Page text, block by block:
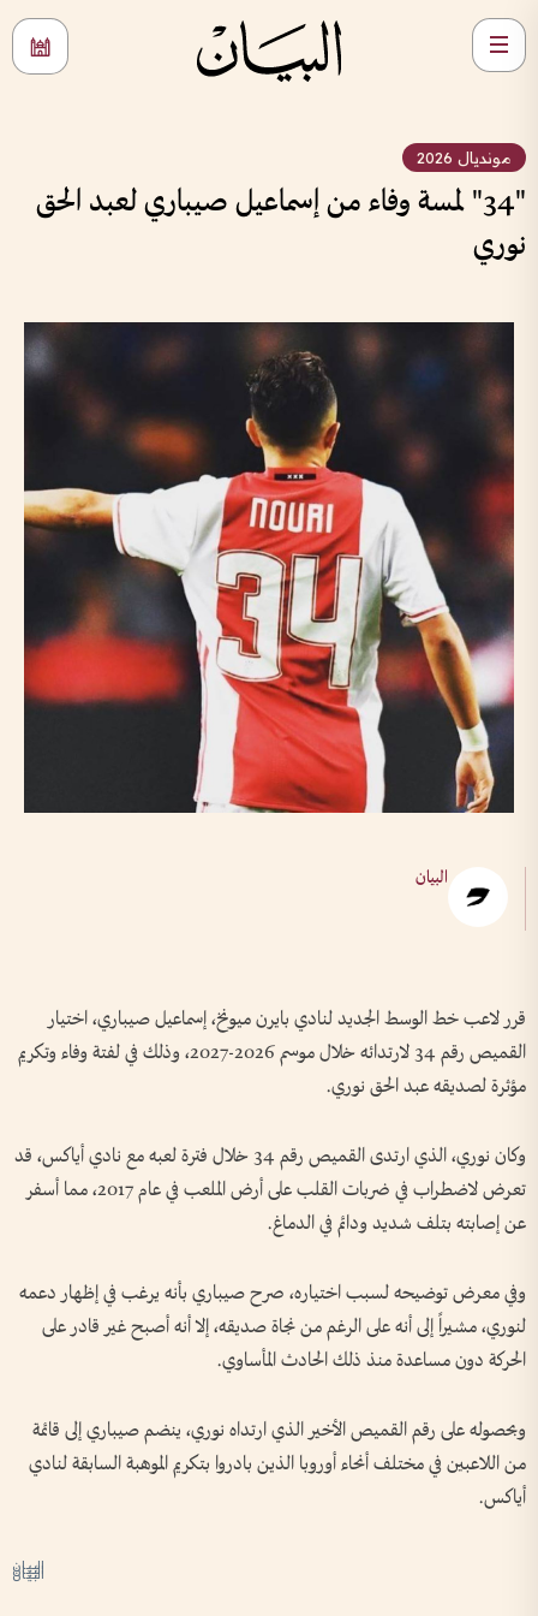
مونديال 2026
"34" لمسة وفاء من إسماعيل صيباري لعبد الحق
نوري
البيان
قرر لاعب خط الوسط الجديد لنادي بايرن ميونخ، إسماعيل صيباري، اختيار
القميص رقم 34 لارتدائه خلال موسم 2026-2027، وذلك في لفتة وفاء وتكريم
مؤثرة لصديقه عبد الحق نوري.
وكان نوري، الذي ارتدى القميص رقم 34 خلال فترة لعبه مع نادي أياكس، قد
تعرض لاضطراب في ضربات القلب على أرض الملعب في عام 2017، مما أسفر
عن إصابته بتلف شديد ودائم في الدماغ.
وفي معرض توضيحه لسبب اختياره، صرح صيباري بأنه يرغب في إظهار دعمه
لنوري، مشيراً إلى أنه على الرغم من نجاة صديقه، إلا أنه أصبح غير قادر على
الحركة دون مساعدة منذ ذلك الحادث المأساوي.
وبحصوله على رقم القميص الأخير الذي ارتداه نوري، ينضم صيباري إلى قائمة
من اللاعبين في مختلف أنحاء أوروبا الذين بادروا بتكريم الموهبة السابقة لنادي
أياكس.